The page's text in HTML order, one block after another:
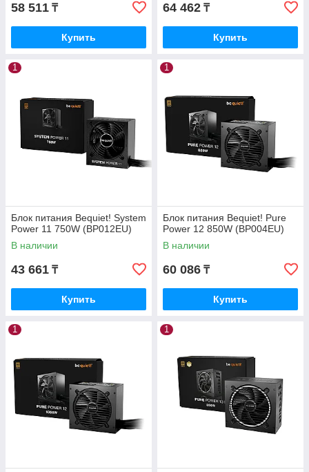
58 511 ₸
Купить
64 462 ₸
Купить
1
Блок питания Bequiet! System
Power 11 750W (BP012EU)
В наличии
43 661 ₸
Купить
1
Блок питания Bequiet! Pure
Power 12 850W (BP004EU)
В наличии
60 086 ₸
Купить
1 1